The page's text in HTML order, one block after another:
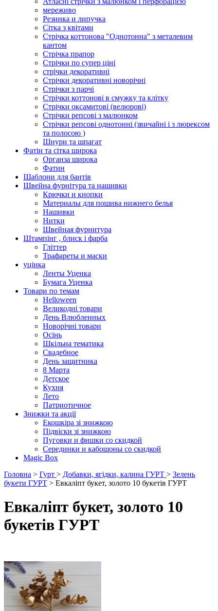
мереживо
Резинка и липучка
Сітка з квітами
Стрічка коттонова "Однотонна" з металевим
кантом
Стрічка прапор
Стрічки по супер ціні
стрічки декоративні
Стрічки декоративні новорічні
Стрічки з парчі
Стрічки коттонові в смужку та клітку
Стрічки оксамитові (велюрові)
Стрічки репсові з малюнком
Стрічки репсові однотонні (звичайні і з люрексом
та полосою )
Шнури та шпагат
Фатін та сітка широка
Органза широка
Фатин
Шаблони для бантів
Швейна фурнітура та нашивки
Крючки и кнопки
Материалы для пошива нижнего белья
Нашивки
Нитки
Швейная фурнитура
Штампінг , блиск і фарба
Гліттер
Трафареты и маски
уцінка
Ленты Уценка
Бумага Уценка
Товари по темам
Helloween
Великодні товари
День Влюбленных
Новорічні товари
Осінь
Шкільна тематика
Свадебное
День защитника
8 Марта
Детское
Кухня
Лето
Патриотичное
Знижки та акції
Екошкіра зі знижкою
Підвіски зі знижкою
Пуговки и фишки со скидкой
Серединки и кабошоны со скидкой
Magic Box
Головна > Гурт > Добавки, ягідки, калина ГУРТ > Зелень
букети ГУРТ > Евкаліпт букет, золото 10 букетів ГУРТ
Евкаліпт букет, золото 10
букетів ГУРТ